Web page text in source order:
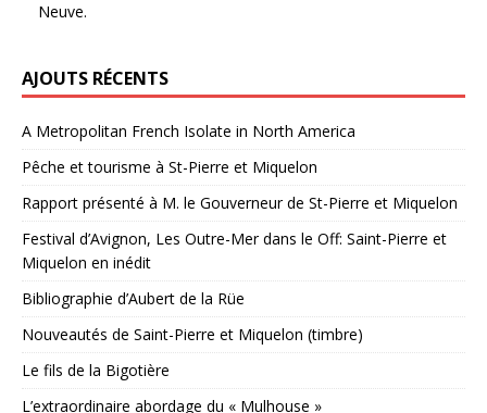
Neuve.
AJOUTS RÉCENTS
A Metropolitan French Isolate in North America
Pêche et tourisme à St-Pierre et Miquelon
Rapport présenté à M. le Gouverneur de St-Pierre et Miquelon
Festival d’Avignon, Les Outre-Mer dans le Off: Saint-Pierre et
Miquelon en inédit
Bibliographie d’Aubert de la Rüe
Nouveautés de Saint-Pierre et Miquelon (timbre)
Le fils de la Bigotière
L’extraordinaire abordage du « Mulhouse »